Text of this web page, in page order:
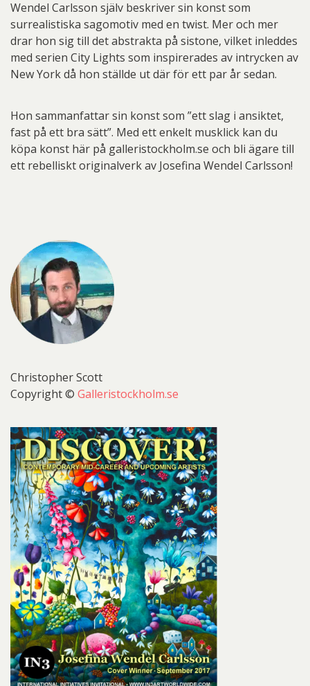
Wendel Carlsson själv beskriver sin konst som
surrealistiska sagomotiv med en twist. Mer och mer
drar hon sig till det abstrakta på sistone, vilket inleddes
med serien City Lights som inspirerades av intrycken av
New York då hon ställde ut där för ett par år sedan.
Hon sammanfattar sin konst som ”ett slag i ansiktet,
fast på ett bra sätt”. Med ett enkelt musklick kan du
köpa konst här på galleristockholm.se och bli ägare till
ett rebelliskt originalverk av Josefina Wendel Carlsson!
Christopher Scott
Copyright © Galleristockholm.se